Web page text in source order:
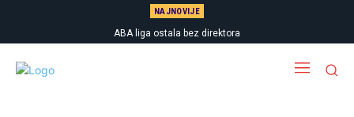
NAJNOVIJE
ABA liga ostala bez direktora